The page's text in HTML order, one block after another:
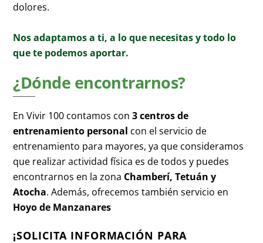
dolores.
Nos adaptamos a ti, a lo que necesitas y todo lo
que te podemos aportar.
¿Dónde encontrarnos?
En Vivir 100 contamos con 3 centros de
entrenamiento personal con el servicio de
entrenamiento para mayores, ya que consideramos
que realizar actividad física es de todos y puedes
encontrarnos en la zona Chamberí, Tetuán y
Atocha. Además, ofrecemos también servicio en
Hoyo de Manzanares
¡SOLICITA INFORMACIÓN PARA